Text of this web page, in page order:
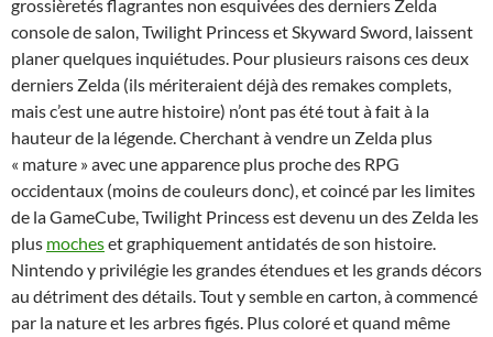
grossièretés flagrantes non esquivées des derniers Zelda
console de salon, Twilight Princess et Skyward Sword, laissent
planer quelques inquiétudes. Pour plusieurs raisons ces deux
derniers Zelda (ils mériteraient déjà des remakes complets,
mais c’est une autre histoire) n’ont pas été tout à fait à la
hauteur de la légende. Cherchant à vendre un Zelda plus
« mature » avec une apparence plus proche des RPG
occidentaux (moins de couleurs donc), et coincé par les limites
de la GameCube, Twilight Princess est devenu un des Zelda les
plus mocheset graphiquement antidatés de son histoire.
Nintendo y privilégie les grandes étendues et les grands décors
au détriment des détails. Tout y semble en carton, à commencé
par la nature et les arbres figés. Plus coloré et quand même